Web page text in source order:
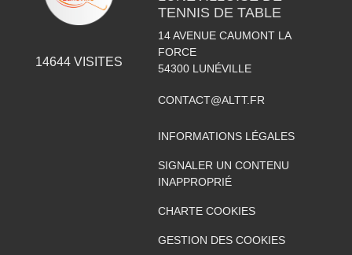
14644VISITES
TENNIS DE TABLE
14 AVENUE CAUMONT LA
FORCE
54300 LUNÉVILLE
CONTACT@ALTT.FR
INFORMATIONS LÉGALES
SIGNALER UN CONTENU
INAPPROPRIÉ
CHARTE COOKIES
GESTION DES COOKIES